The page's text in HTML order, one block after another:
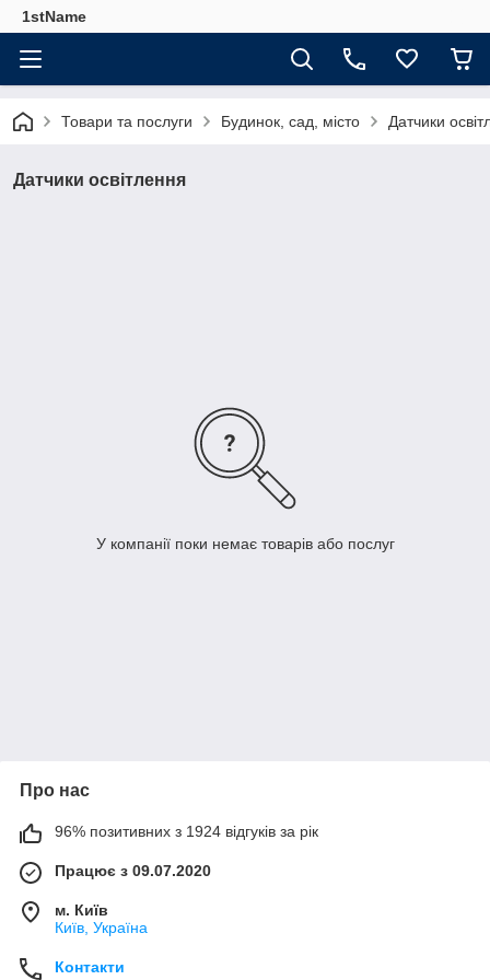
1stName
Товари та послуги Будинок, сад, місто Датчики
Датчики освітлення
У компанії поки немає товарів або послуг
Про нас
96% позитивних з 1924 відгуків за рік
Працює з 09.07.2020
м. Київ
Київ, Україна
Контакти